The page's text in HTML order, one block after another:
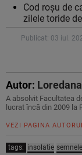
Cod roșu de
zilele toride
Publicat: 03 iul.
Autor:
A absolvit Facultatea
lucrat încă din 2009 la
VEZI PAGINA
tags: insolatie